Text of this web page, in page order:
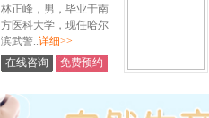
林正峰，男，毕业于南
方医科大学，现任哈尔
滨武警..详细>>
在线咨询
免费预约